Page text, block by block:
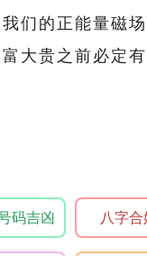
们的正能量磁
大贵之前必定
码吉凶 八字合